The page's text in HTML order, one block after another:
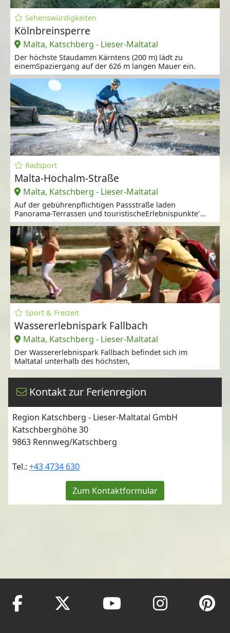
Sehenswürdigkeiten
Kölnbreinsperre
Malta, Katschberg - Lieser-Maltatal
Der höchste Staudamm Kärntens (200 m) lädt zu
einemSpaziergang auf der 626 m langen Mauer ein.
Radsport
Malta-Hochalm-Straße
Malta, Katschberg - Lieser-Maltatal
Auf der gebührenpflichtigen Passstraße laden
Panorama-Terrassen und touristischeErlebnispunkte'
zum
Sport & Freizeit
Wassererlebnispark Fallbach
Malta, Katschberg - Lieser-Maltatal
Der Wassererlebnispark Fallbach befindet sich im
Maltatal unterhalb des höchsten,
Kontakt zur Ferienregion
Region Katschberg - Lieser-Maltatal GmbH
Katschberghöhe 30
9863 Rennweg/Katschberg
Tel.: +43 4734 630
Zum Kontaktformular